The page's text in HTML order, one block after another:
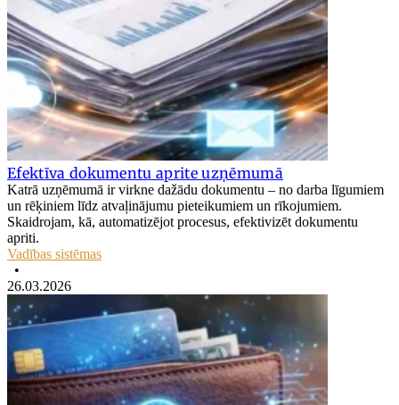
Efektīva dokumentu aprite uzņēmumā
Katrā uzņēmumā ir virkne dažādu dokumentu – no darba līgumiem
un rēķiniem līdz atvaļinājumu pieteikumiem un rīkojumiem.
Skaidrojam, kā, automatizējot procesus, efektivizēt dokumentu
apriti.
Vadības sistēmas
•
26.03.2026